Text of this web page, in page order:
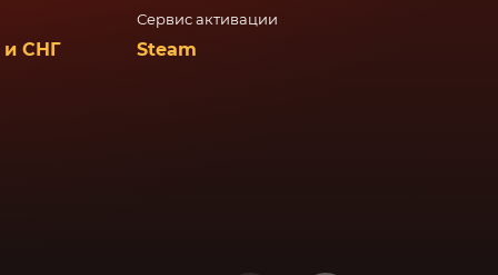
и СНГ
Сервис активации
Steam